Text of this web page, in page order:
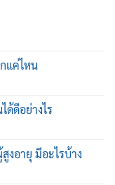
แค่ไหน
ดีอย่างไร
งอายุ มีอะไรบ้าง